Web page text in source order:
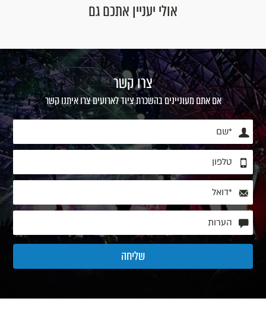
אולי יעניין אתכם גם
צרו קשר
אם אתם מעוניינים בהשכרת ציוד לארועים צרו איתנו קשר